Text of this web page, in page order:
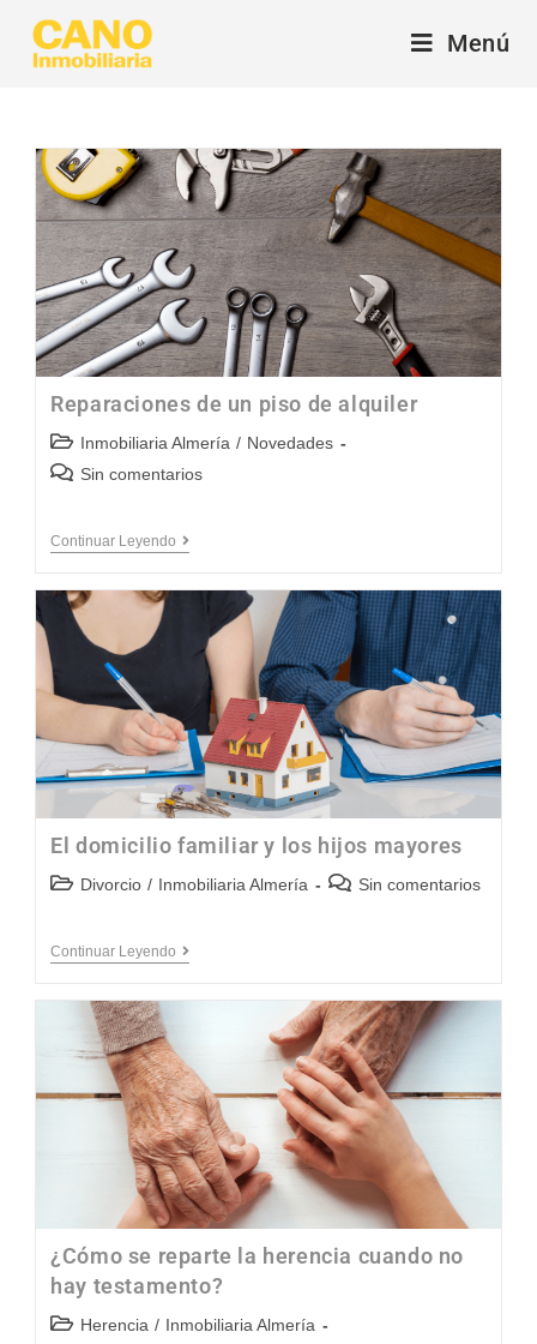
Menú
Reparaciones de un piso de alquiler
Inmobiliaria Almería / Novedades
Sin comentarios
Continuar Leyendo
El domicilio familiar y los hijos mayores
Divorcio / Inmobiliaria Almería Sin comentarios
Continuar Leyendo
¿Cómo se reparte la herencia cuando no
hay testamento?
Herencia / Inmobiliaria Almería